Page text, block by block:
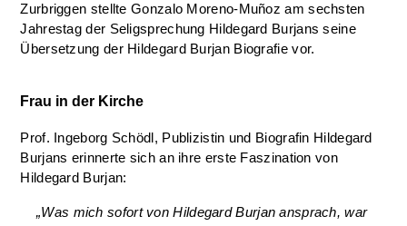
Zurbriggen stellte Gonzalo Moreno-Muñoz am sechsten
Jahrestag der Seligsprechung Hildegard Burjans seine
Übersetzung der Hildegard Burjan Biografie vor.
Frau in der Kirche
Prof. Ingeborg Schödl, Publizistin und Biografin Hildegard
Burjans erinnerte sich an ihre erste Faszination von
Hildegard Burjan:
„Was mich sofort von Hildegard Burjan ansprach, war